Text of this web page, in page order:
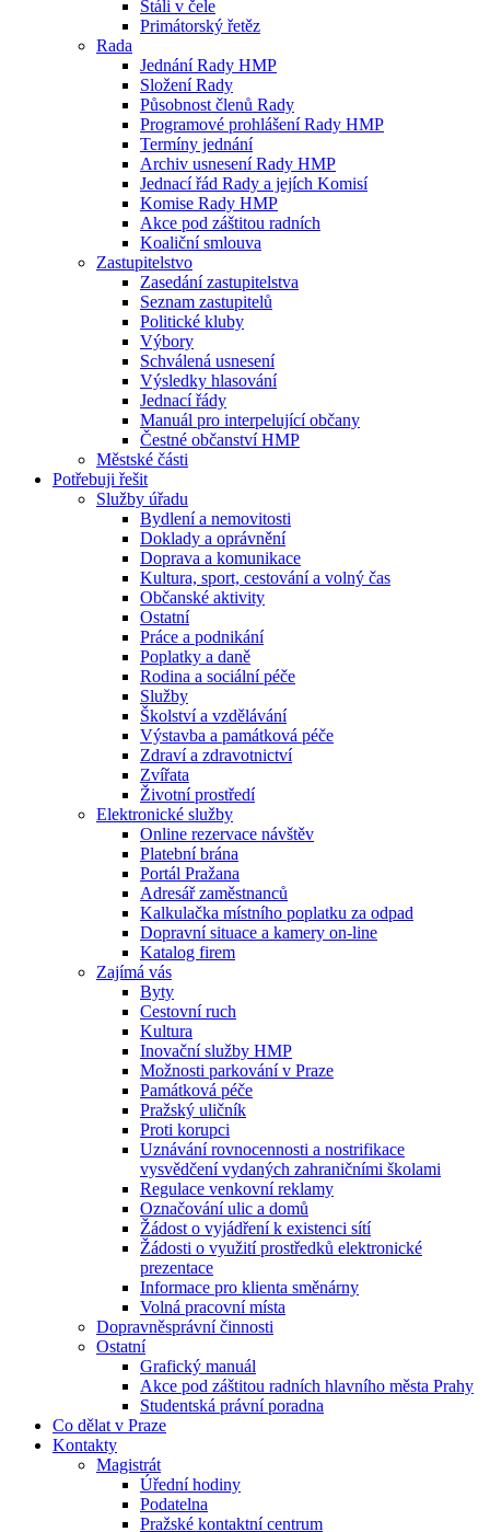
Stáli v čele
Primátorský řetěz
Rada
Jednání Rady HMP
Složení Rady
Působnost členů Rady
Programové prohlášení Rady HMP
Termíny jednání
Archiv usnesení Rady HMP
Jednací řád Rady a jejích Komisí
Komise Rady HMP
Akce pod záštitou radních
Koaliční smlouva
Zastupitelstvo
Zasedání zastupitelstva
Seznam zastupitelů
Politické kluby
Výbory
Schválená usnesení
Výsledky hlasování
Jednací řády
Manuál pro interpelující občany
Čestné občanství HMP
Městské části
Potřebuji řešit
Služby úřadu
Bydlení a nemovitosti
Doklady a oprávnění
Doprava a komunikace
Kultura, sport, cestování a volný čas
Občanské aktivity
Ostatní
Práce a podnikání
Poplatky a daně
Rodina a sociální péče
Služby
Školství a vzdělávání
Výstavba a památková péče
Zdraví a zdravotnictví
Zvířata
Životní prostředí
Elektronické služby
Online rezervace návštěv
Platební brána
Portál Pražana
Adresář zaměstnanců
Kalkulačka místního poplatku za odpad
Dopravní situace a kamery on-line
Katalog firem
Zajímá vás
Byty
Cestovní ruch
Kultura
Inovační služby HMP
Možnosti parkování v Praze
Památková péče
Pražský uličník
Proti korupci
Uznávání rovnocennosti a nostrifikace
vysvědčení vydaných zahraničními školami
Regulace venkovní reklamy
Označování ulic a domů
Žádost o vyjádření k existenci sítí
Žádosti o využití prostředků elektronické
prezentace
Informace pro klienta směnárny
Volná pracovní místa
Dopravněsprávní činnosti
Ostatní
Grafický manuál
Akce pod záštitou radních hlavního města Prahy
Studentská právní poradna
Co dělat v Praze
Kontakty
Magistrát
Úřední hodiny
Podatelna
Pražské kontaktní centrum